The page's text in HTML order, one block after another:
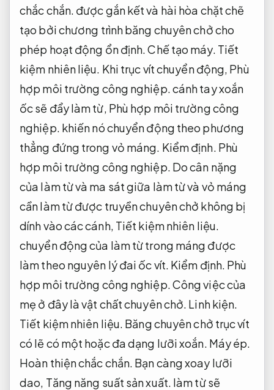
chắc chắn. được gắn kết và hài hòa chặt chẽ
tạo bởi chương trình băng chuyên chở cho
phép hoạt động ổn định.Chế tạo máy. Tiết
kiệm nhiên liệu. Khi trục vít chuyển động, Phù
hợp môi trường công nghiệp.cánh tay xoắn
ốc sẽ đẩy làm từ, Phù hợp môi trường công
nghiệp. khiến nó chuyển động theo phương
thẳng đứng trong vỏ máng. Kiểm định. Phù
hợp môi trường công nghiệp. Do cân nặng
của làm từ và ma sát giữa làm từ và vỏ máng
cần làm từ được truyền chuyên chở không bị
dính vào các cánh, Tiết kiệm nhiên liệu.
chuyển động của làm từ trong máng được
làm theo nguyên lý đai ốc vít. Kiểm định. Phù
hợp môi trường công nghiệp.Công việc của
mẹ ở đây là vật chất chuyên chở. Linh kiện.
Tiết kiệm nhiên liệu. Băng chuyên chở trục vít
có lẽ có một hoặc đa dạng lưỡi xoắn. Máy ép.
Hoàn thiện chắc chắn. Bạn càng xoay lưỡi
dao, Tăng năng suất sản xuất. làm từ sẽ